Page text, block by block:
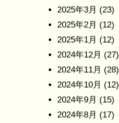
2025年3月 (23)
2025年2月 (12)
2025年1月 (12)
2024年12月 (27)
2024年11月 (28)
2024年10月 (12)
2024年9月 (15)
2024年8月 (17)